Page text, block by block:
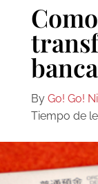
By Go! Go!
Tiempo de